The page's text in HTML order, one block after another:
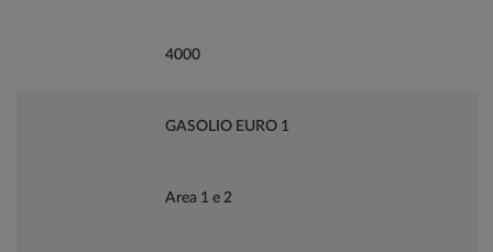
4000
GASOLIO EURO 1
Area 1 e 2